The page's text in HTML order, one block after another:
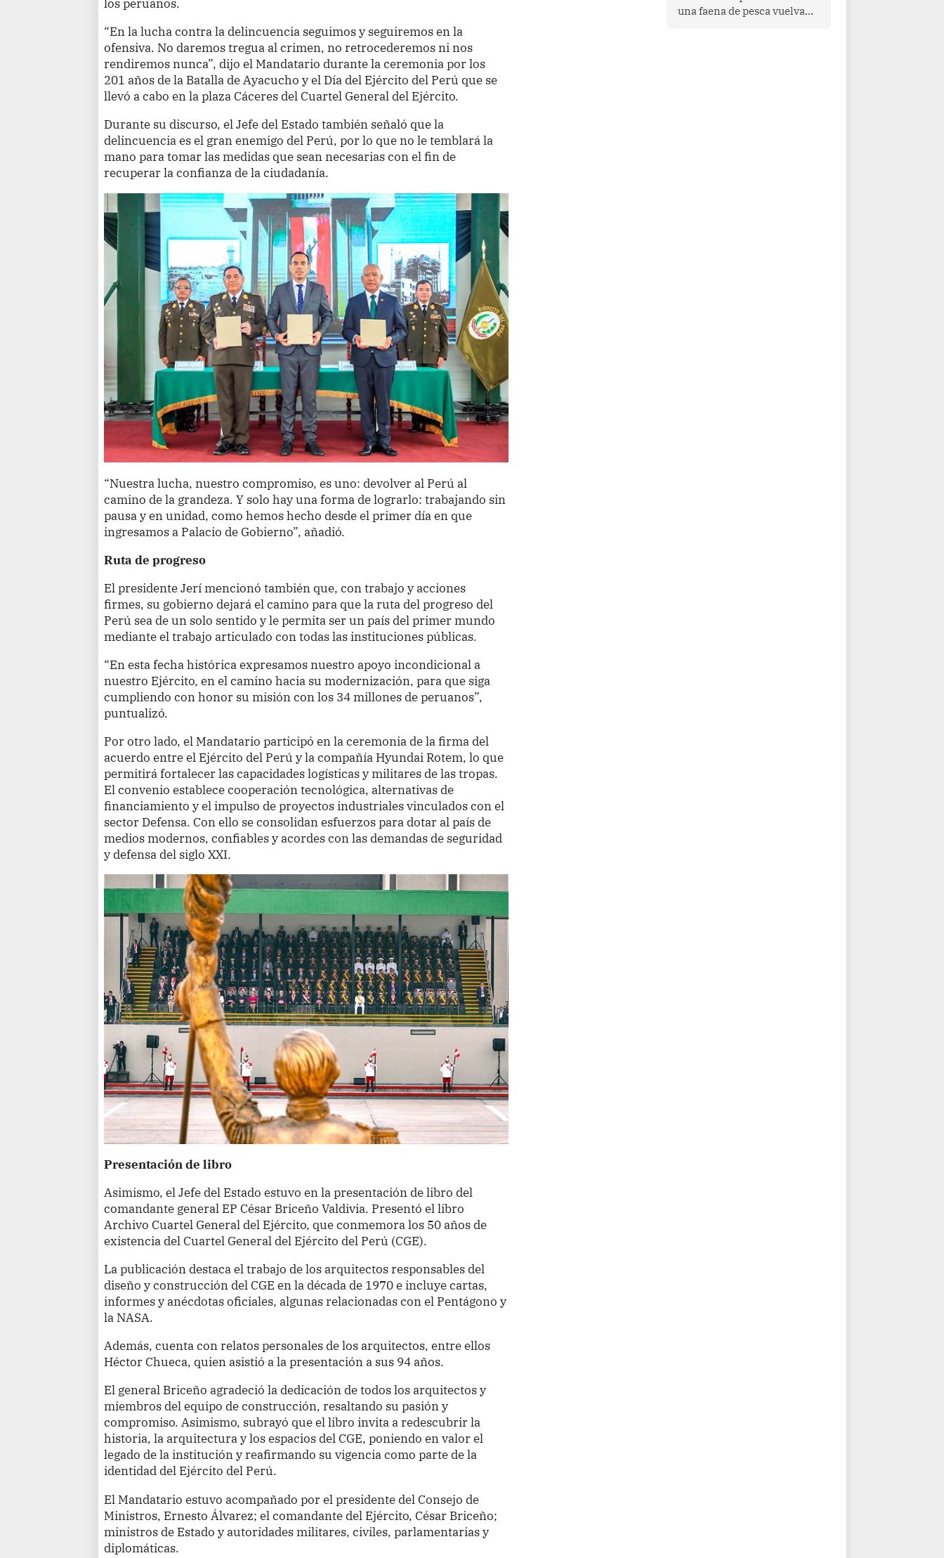
los peruanos.
“En la lucha contra la delincuencia seguimos y seguiremos en la
ofensiva. No daremos tregua al crimen, no retrocederemos ni nos
rendiremos nunca”, dijo el Mandatario durante la ceremonia por los
201 años de la Batalla de Ayacucho y el Día del Ejército del Perú que se
llevó a cabo en la plaza Cáceres del Cuartel General del Ejército.
Durante su discurso, el Jefe del Estado también señaló que la
delincuencia es el gran enemigo del Perú, por lo que no le temblará la
mano para tomar las medidas que sean necesarias con el fin de
recuperar la confianza de la ciudadanía.
“Nuestra lucha, nuestro compromiso, es uno: devolver al Perú al
camino de la grandeza. Y solo hay una forma de lograrlo: trabajando sin
pausa y en unidad, como hemos hecho desde el primer día en que
ingresamos a Palacio de Gobierno”, añadió.
Ruta de progreso
El presidente Jerí mencionó también que, con trabajo y acciones
firmes, su gobierno dejará el camino para que la ruta del progreso del
Perú sea de un solo sentido y le permita ser un país del primer mundo
mediante el trabajo articulado con todas las instituciones públicas.
“En esta fecha histórica expresamos nuestro apoyo incondicional a
nuestro Ejército, en el camino hacia su modernización, para que siga
cumpliendo con honor su misión con los 34 millones de peruanos”,
puntualizó.
Por otro lado, el Mandatario participó en la ceremonia de la firma del
acuerdo entre el Ejército del Perú y la compañía Hyundai Rotem, lo que
permitirá fortalecer las capacidades logísticas y militares de las tropas.
El convenio establece cooperación tecnológica, alternativas de
financiamiento y el impulso de proyectos industriales vinculados con el
sector Defensa. Con ello se consolidan esfuerzos para dotar al país de
medios modernos, confiables y acordes con las demandas de seguridad
y defensa del siglo XXI.
Presentación de libro
Asimismo, el Jefe del Estado estuvo en la presentación de libro del
comandante general EP César Briceño Valdivia. Presentó el libro
Archivo Cuartel General del Ejército, que conmemora los 50 años de
existencia del Cuartel General del Ejército del Perú (CGE).
La publicación destaca el trabajo de los arquitectos responsables del
diseño y construcción del CGE en la década de 1970 e incluye cartas,
informes y anécdotas oficiales, algunas relacionadas con el Pentágono y
la NASA.
Además, cuenta con relatos personales de los arquitectos, entre ellos
Héctor Chueca, quien asistió a la presentación a sus 94 años.
El general Briceño agradeció la dedicación de todos los arquitectos y
miembros del equipo de construcción, resaltando su pasión y
compromiso. Asimismo, subrayó que el libro invita a redescubrir la
historia, la arquitectura y los espacios del CGE, poniendo en valor el
legado de la institución y reafirmando su vigencia como parte de la
identidad del Ejército del Perú.
El Mandatario estuvo acompañado por el presidente del Consejo de
Ministros, Ernesto Álvarez; el comandante del Ejército, César Briceño;
ministros de Estado y autoridades militares, civiles, parlamentarias y
diplomáticas.
una faena de pesca vuelva